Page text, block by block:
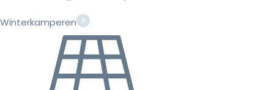
Winterkamperen